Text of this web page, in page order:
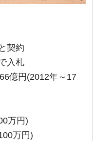
契約
入札
億円(2012年～17
万円)
万円)